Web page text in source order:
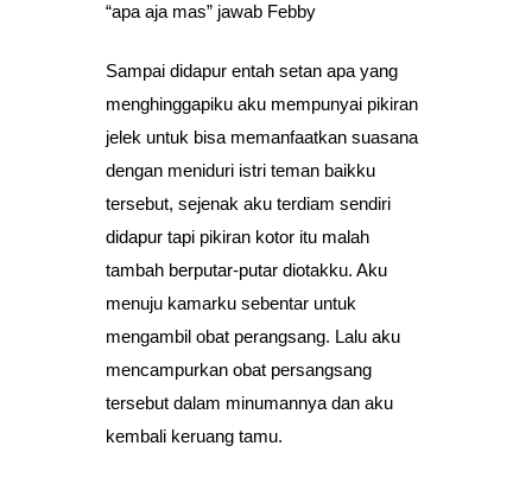
“apa aja mas” jawab Febby
Sampai didapur entah setan apa yang
menghinggapiku aku mempunyai pikiran
jelek untuk bisa memanfaatkan suasana
dengan meniduri istri teman baikku
tersebut, sejenak aku terdiam sendiri
didapur tapi pikiran kotor itu malah
tambah berputar-putar diotakku. Aku
menuju kamarku sebentar untuk
mengambil obat perangsang. Lalu aku
mencampurkan obat persangsang
tersebut dalam minumannya dan aku
kembali keruang tamu.